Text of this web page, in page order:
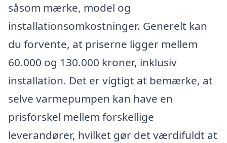
såsom mærke, model og
installationsomkostninger. Generelt kan
du forvente, at priserne ligger mellem
60.000 og 130.000 kroner, inklusiv
installation. Det er vigtigt at bemærke, at
selve varmepumpen kan have en
prisforskel mellem forskellige
leverandører, hvilket gør det værdifuldt at